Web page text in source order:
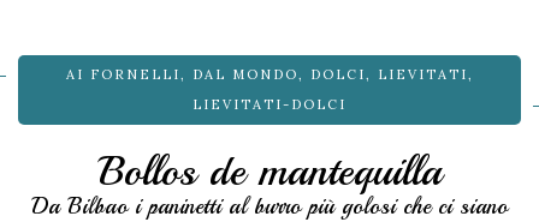
AI FORNELLI , DAL MONDO , DOLCI , LIEVITATI ,
LIEVITATI-DOLCI
Bollos de mantequilla
Da Bilbao i paninetti al burro più golosi che ci siano